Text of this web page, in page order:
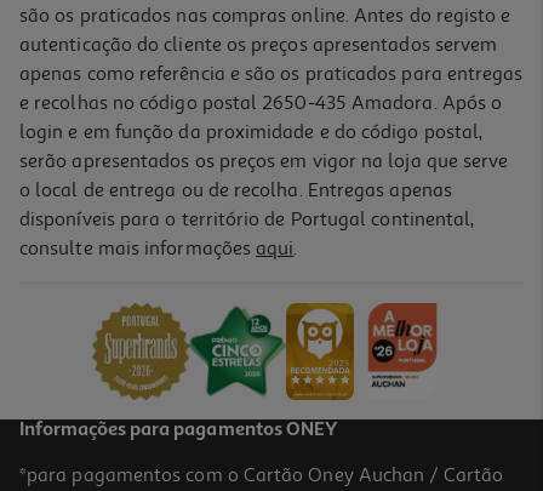
4.3 (2992)
Máquina De Barbear Philips S5880/50 Série 5000 Skiniq
149,99 €
são os praticados nas compras online. Antes do registo e
autenticação do cliente os preços apresentados servem
apenas como referência e são os praticados para entregas
e recolhas no código postal 2650-435 Amadora. Após o
login e em função da proximidade e do código postal,
serão apresentados os preços em vigor na loja que serve
o local de entrega ou de recolha. Entregas apenas
disponíveis para o território de Portugal continental,
consulte mais informações aqui.
Informações para pagamentos ONEY
*para pagamentos com o Cartão Oney Auchan / Cartão